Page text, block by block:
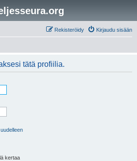
Kirjaudu sisään
Rekisteröidy
tätä profiilia.
kertaa